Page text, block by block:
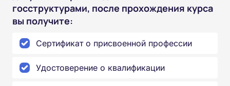
госструктурами, после прохождения курса
вы получите:
Сертификат о присвоенной профессии
Удостоверение о квалификации